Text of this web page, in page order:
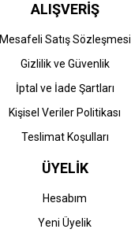
ALIŞVERİŞ
Mesafeli Satış Sözleşmesi
Gizlilik ve Güvenlik
İptal ve İade Şartları
Kişisel Veriler Politikası
Teslimat Koşulları
ÜYELİK
Hesabım
Yeni Üyelik